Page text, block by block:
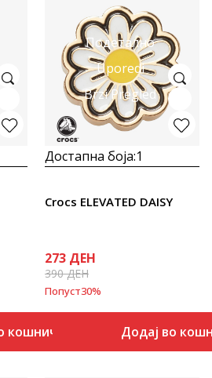
кошничка
Подетално
Uporedi
Brzi Pregled
Достапна боја:1
Crocs ELEVATED DAISY
273 ДЕН
390ДЕН
Попуст30%
Додај во